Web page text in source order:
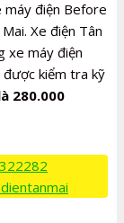
máy điện Before
Xe điện Tân
xe máy điện
được kiểm tra kỹ
280.000